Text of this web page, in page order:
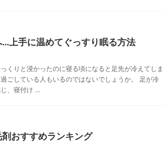
上手に温めてぐっすり眠る方法
くりと浸かったのに寝る頃になると足先が冷えてしま
ごしている人もいるのではないでしょうか。 足が冷
、寝付け …
おすすめランキング